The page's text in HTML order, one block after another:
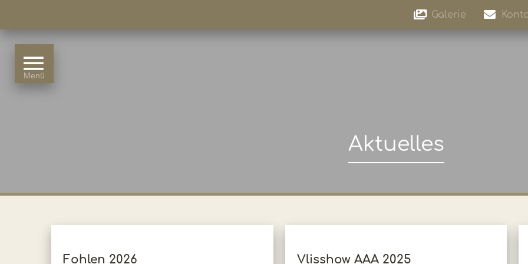
Galerie
Aktuelles
Fohlen 2026 Vlisshow AAA 2025